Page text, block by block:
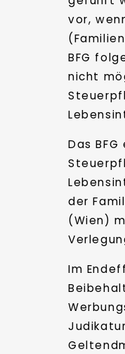
vor,
BFG
nicht
Das
der
(Wien)
Im